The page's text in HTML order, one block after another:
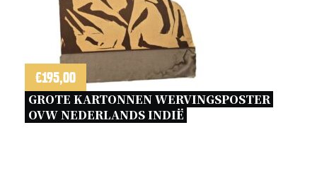
€195,00
GROTE KARTONNEN WERVINGSPOSTER
OVW NEDERLANDS INDIË